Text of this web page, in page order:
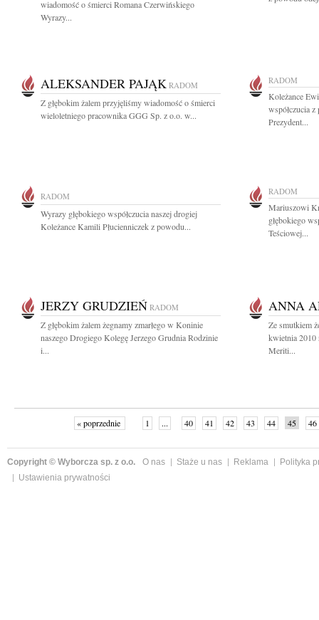
wiadomość o śmierci Romana Czerwińskiego
Wyrazy...
ALEKSANDER PAJĄK RADOM
Z głębokim żalem przyjęliśmy wiadomość o śmierci
wieloletniego pracownika GGG Sp. z o.o. w...
RADOM
Koleżance
współczucia
Prezydent...
RADOM
Wyrazy głębokiego współczucia naszej drogiej
Koleżance Kamili Płucienniczek z powodu...
RADOM
Mariuszowi
głębokiego
Teściowej...
JERZY GRUDZIEŃ RADOM
Z głębokim żalem żegnamy zmarłego w Koninie
naszego Drogiego Kolegę Jerzego Grudnia Rodzinie
i...
ANNA
Ze smutkiem
kwietnia 2010
Meriti...
« poprzednie 1 ... 40 41 42 43 44 45 46
Copyright © Wyborcza sp. z o.o. O nas Staże u nas Reklama
Polityka
Ustawienia prywatności